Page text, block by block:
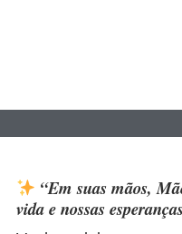
“Em suas mãos,
vida e nossas